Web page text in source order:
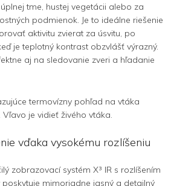
tme, hustej vegetácii alebo za
podmienok. Je to ideálne riešenie
aktivitu zvierat za úsvitu, po
je teplotný kontrast obzvlášť výrazný.
aj na sledovanie zveri a hľadanie
vďaka vysokému rozlíšeniu
zobrazovací systém X³ IR s rozlíšením
poskytuje mimoriadne jasný a detailný